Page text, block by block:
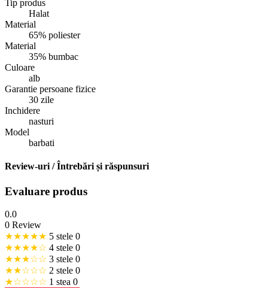
Tip produs
Halat
Material
65% poliester
Material
35% bumbac
Culoare
alb
Garantie persoane fizice
30 zile
Inchidere
nasturi
Model
barbati
Review-uri / Întrebări și răspunsuri
Evaluare produs
0.0
0 Review
★★★★★ 5 stele 0
★★★★☆ 4 stele 0
★★★☆☆ 3 stele 0
★★☆☆☆ 2 stele 0
★☆☆☆☆ 1 stea 0